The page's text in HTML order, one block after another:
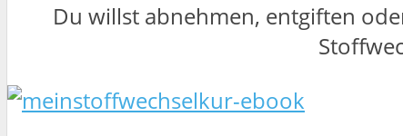
Du willst abnehmen, entgiften